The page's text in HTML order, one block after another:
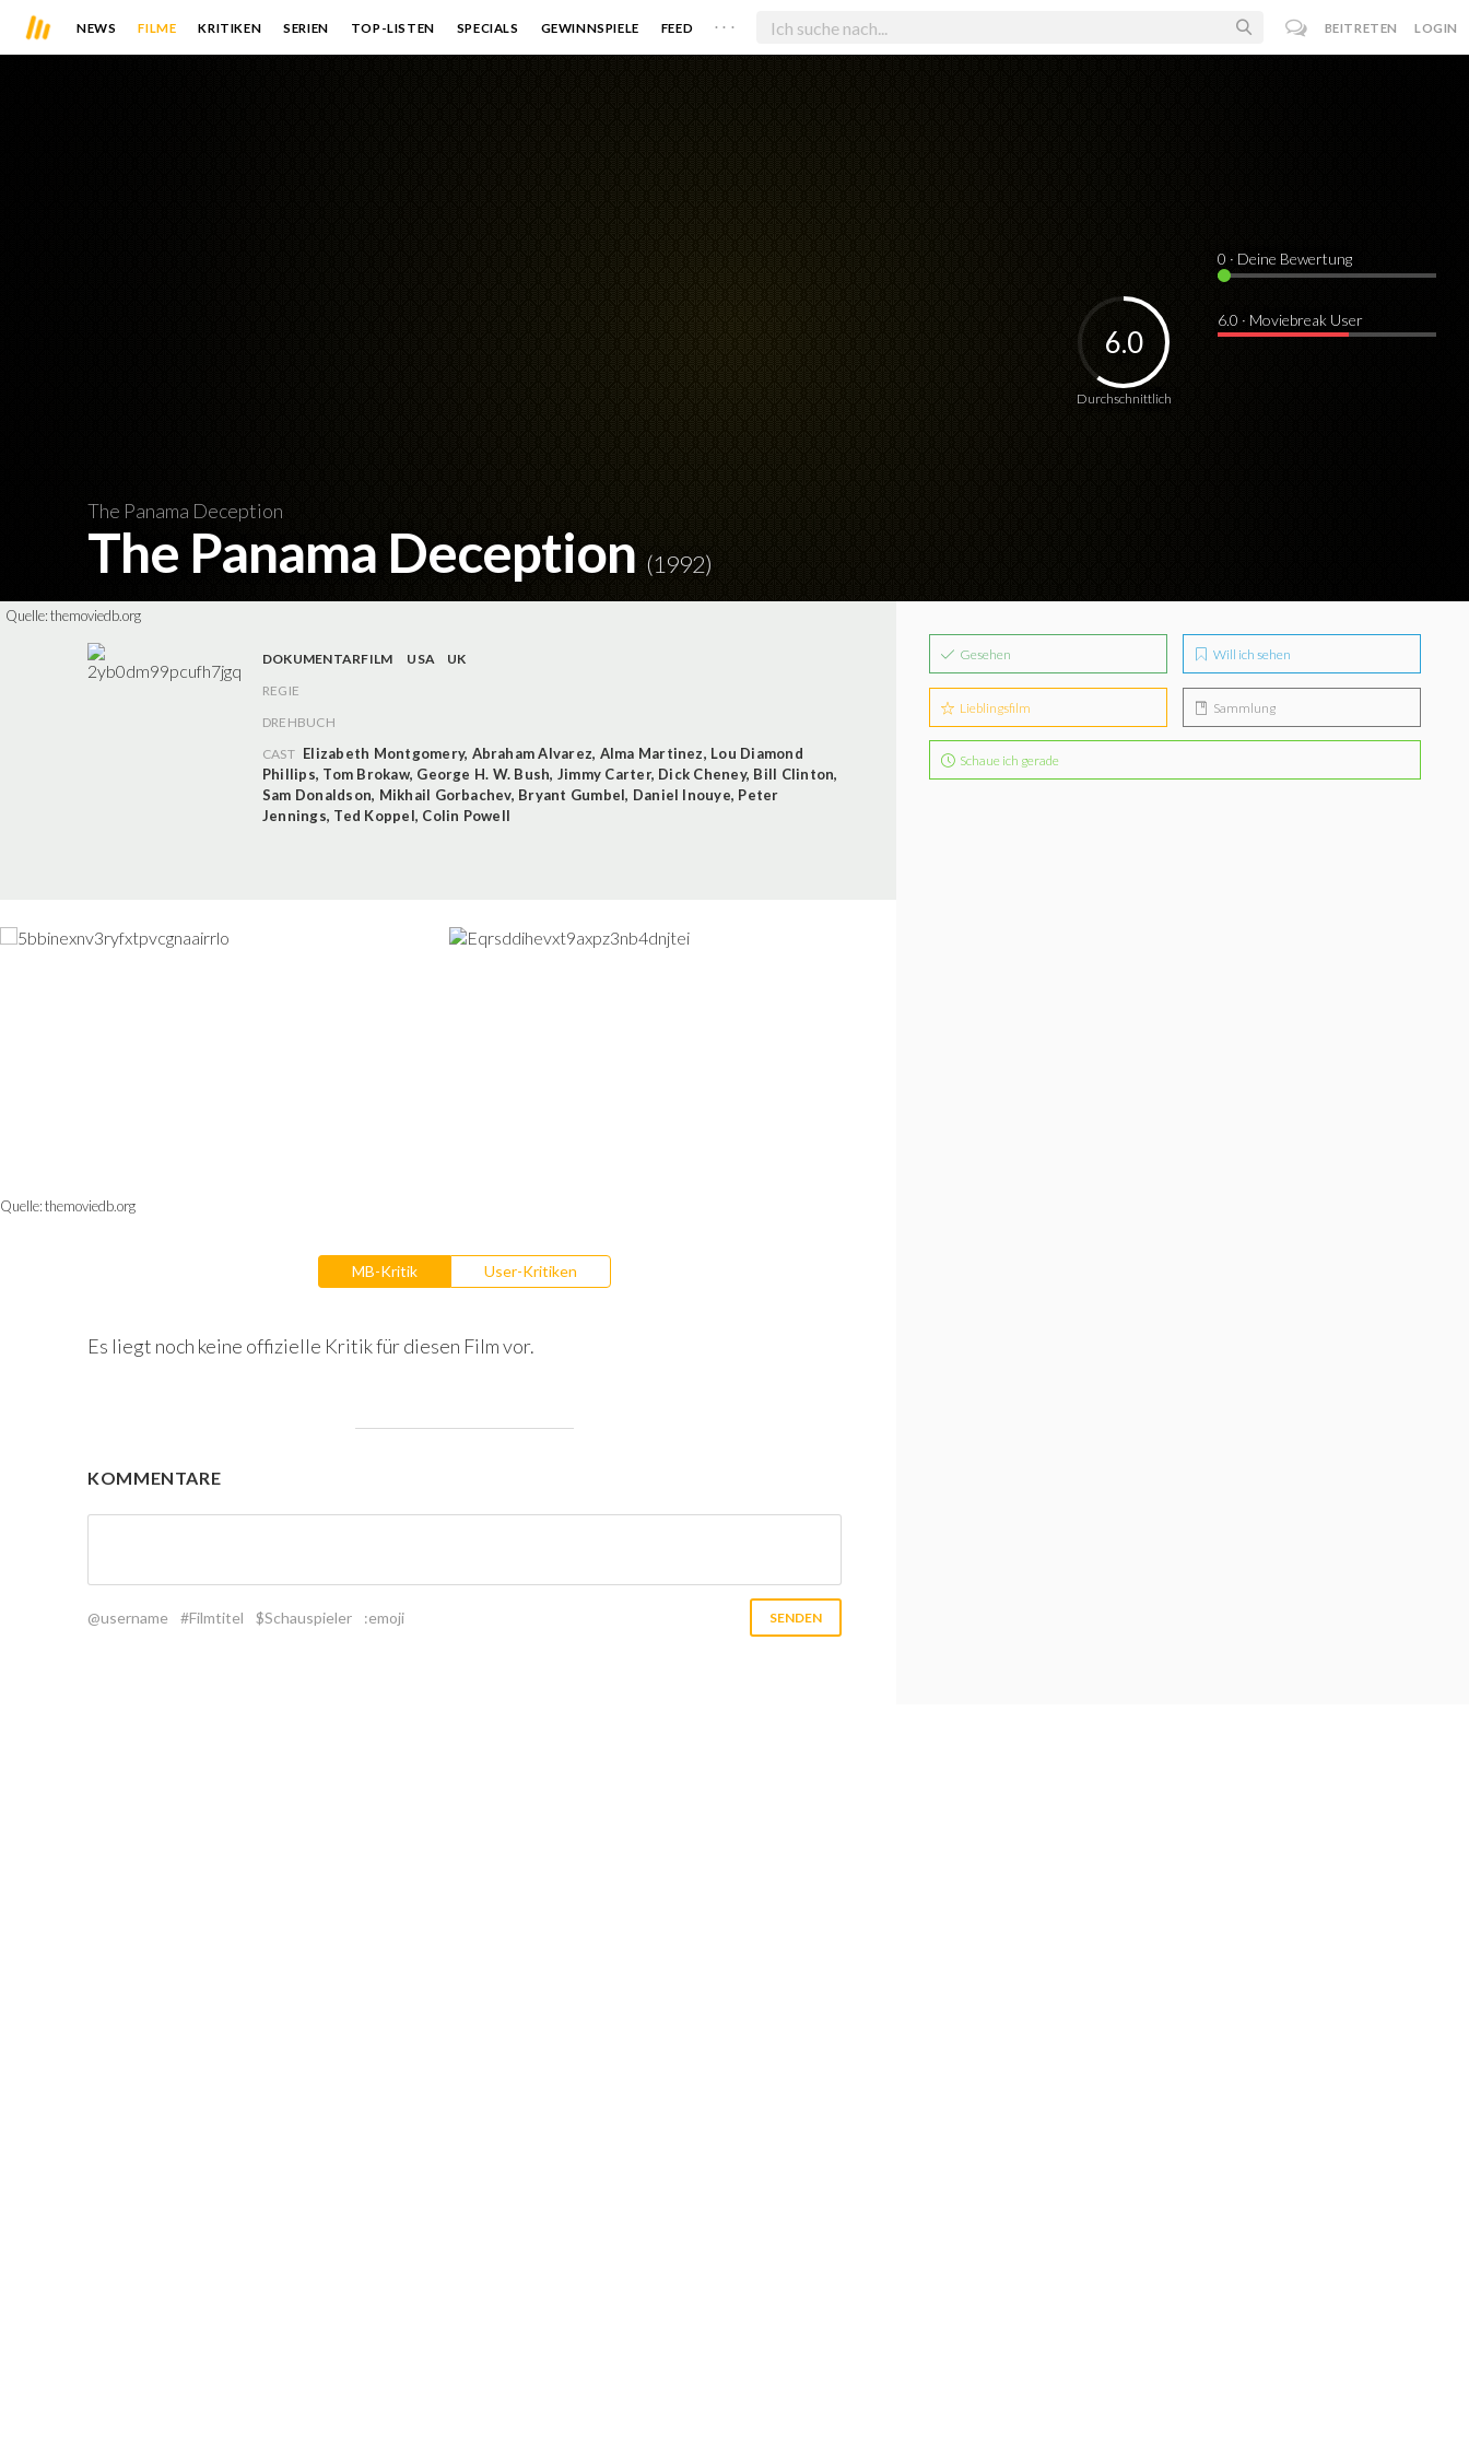
NEWS FILME KRITIKEN SERIEN TOP-LISTEN SPECIALS GEWINNSPIELE FEED . . . BEITRETEN LOGIN
The Panama Deception
The Panama Deception (1992)
Durchschnittlich
6.0
0 · Deine Bewertung
6.0 · Moviebreak User
Quelle:themoviedb.org
DOKUMENTARFILM USA
UK
REGIE
DREHBUCH
CAST Elizabeth Montgomery, Abraham Alvarez, Alma Martinez, Lou Diamond
Phillips, Tom Brokaw, George H. W. Bush, Jimmy Carter, Dick Cheney, Bill Clinton,
Sam Donaldson, Mikhail Gorbachev, Bryant Gumbel, Daniel Inouye, Peter
Jennings, Ted Koppel, Colin Powell
Quelle:themoviedb.org
MB-Kritik User-Kritiken
Es liegt noch keine offizielle Kritik für diesen Film vor.
KOMMENTARE
@username #Filmtitel $Schauspieler :emoji
Gesehen Will ich sehen
Lieblingsfilm Sammlung
Schaue ich gerade